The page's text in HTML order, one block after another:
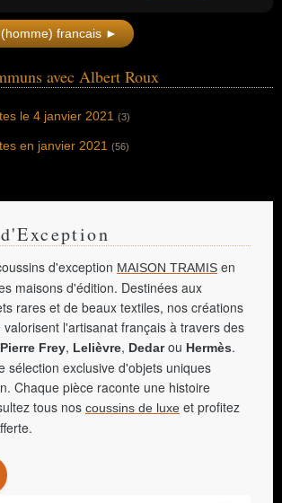
du XXe siècle, il est l'un des rares
à avoir atteint l'excellence
les deux domaines : restauration
francais ►
avec Albert Roux
le 4 janvier 2021 (3)
en janvier 2021 (56)
d'exception MAISON TRAMIS en
maisons d'édition. Destinées aux
rares et de beaux textiles, nos créations
l'artisanat français à travers des
Pierre Frey, Lelièvre, Dedarou Hermès.
sélection exclusive d'objets uniques
Chaque pièce raconte une histoire
tous nos coussins de luxe et profitez